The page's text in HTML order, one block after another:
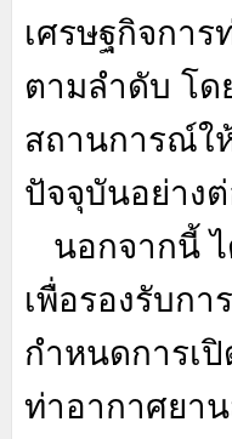
เศรษฐกิจกา
ตามลำดับ โด
สถานการณ์ใ
ปัจจุบันอย่างต่
นอกจากนี้
เพื่อรองรับก
กำหนดการเ
ท่าอากาศยา